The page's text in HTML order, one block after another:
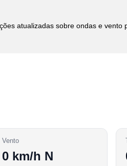
atualizadas sobre ondas e vento
Vento
0 km/h N